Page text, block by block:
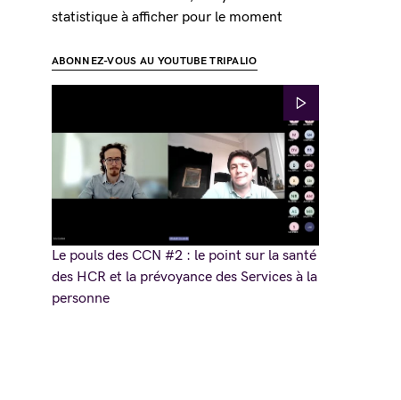
statistique à afficher pour le moment
ABONNEZ-VOUS AU YOUTUBE TRIPALIO
Le pouls des CCN #2 : le point sur la santé
des HCR et la prévoyance des Services à la
personne